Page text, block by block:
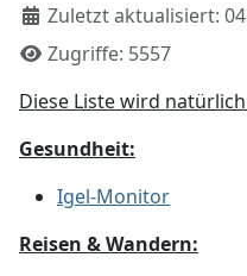
Zuletzt aktualisiert:
Zugriffe: 5557
Diese Liste wird
Gesundheit:
Igel-Monitor
Reisen & Wandern: